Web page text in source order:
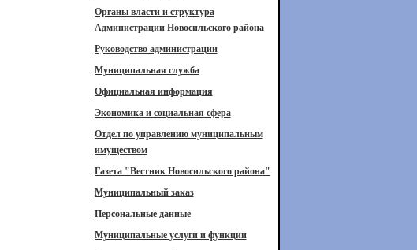
Органы власти и структура
Администрации Новосильского района
Руководство администрации
Муниципальная служба
Официальная информация
Экономика и социальная сфера
Отдел по управлению муниципальным
имуществом
Газета "Вестник Новосильского района"
Муниципальный заказ
Персональные данные
Муниципальные услуги и функции